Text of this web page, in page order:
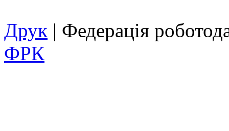
Друк | Федерація
ФРК